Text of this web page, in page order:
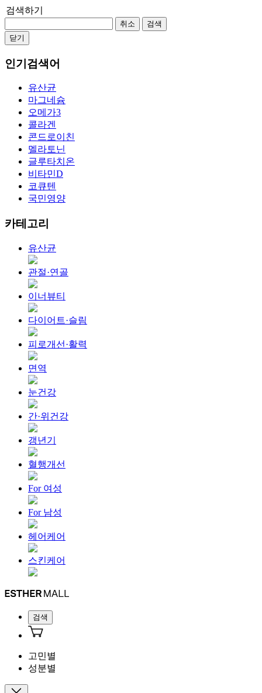
검색하기
취소
검색
닫기
인기검색어
유산균
마그네슘
오메가3
콜라겐
콘드로이친
멜라토닌
글루타치온
비타민D
코큐텐
국민영양
카테고리
유산균
관절·연골
이너뷰티
다이어트·슬림
피로개선·활력
면역
눈건강
간·위건강
갱년기
혈행개선
For 여성
For 남성
헤어케어
스킨케어
검색
고민별
성분별